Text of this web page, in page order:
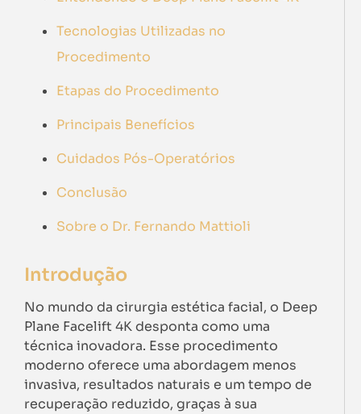
Tecnologias Utilizadas no
Procedimento
Etapas do Procedimento
Principais Benefícios
Cuidados Pós-Operatórios
Conclusão
Sobre o Dr. Fernando Mattioli
Introdução
No mundo da cirurgia estética facial, o Deep
Plane Facelift 4K desponta como uma
técnica inovadora. Esse procedimento
moderno oferece uma abordagem menos
invasiva, resultados naturais e um tempo de
recuperação reduzido, graças à sua